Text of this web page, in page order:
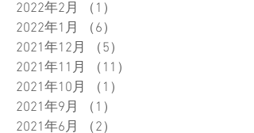
2022年2月
（1）
2022年1月
（6）
2021年12月
（5）
2021年11月
（11）
2021年10月
（1）
2021年9月
（1）
2021年6月
（2）